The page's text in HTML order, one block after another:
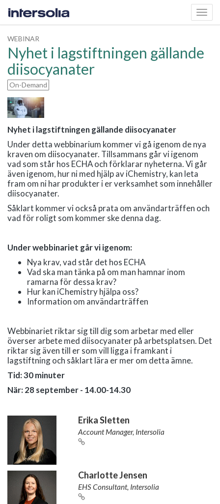
WEBINAR
Nyhet i lagstiftningen gällande
diisocyanater
On-Demand
Nyhet i lagstiftningen gällande diisocyanater
Under detta webbinarium kommer vi gå igenom de nya
kraven om diisocyanater. Tillsammans går vi igenom
vad som står hos ECHA och förklarar nyheterna. Vi går
även igenom, hur ni med hjälp av iChemistry, kan leta
fram om ni har produkter i er verksamhet som innehåller
diisocyanater.
Såklart kommer vi också prata om användarträffen och
vad för roligt som kommer ske denna dag.
Under webbinariet går vi igenom:
Nya krav, vad står det hos ECHA
Vad ska man tänka på om man hamnar inom
ramarna för dessa krav?
Hur kan iChemistry hjälpa oss?
Information om användarträffen
Webbinariet riktar sig till dig som arbetar med eller
överser arbete med diisocyanater på arbetsplatsen. Det
riktar sig även till er som vill ligga i framkant i
lagstiftning och såklart lära er mer om detta ämne.
Tid: 30 minuter
När: 28 september - 14.00-14.30
Erika Sletten
Account Manager, Intersolia
Charlotte Jensen
EHS Consultant, Intersolia